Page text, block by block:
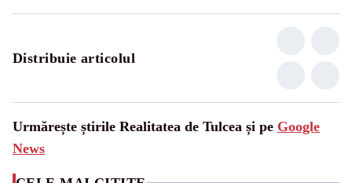
Distribuie articolul
Urmărește știrile Realitatea de Tulcea și pe Google
News